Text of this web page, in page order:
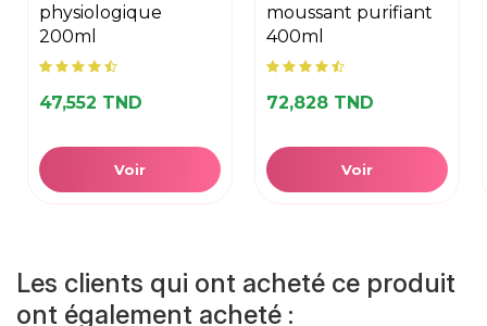
physiologique
200ml
47,552 TND
Voir
moussant purifiant
400ml
72,828 TND
Voir
Les clients qui ont acheté ce produit
ont également acheté :